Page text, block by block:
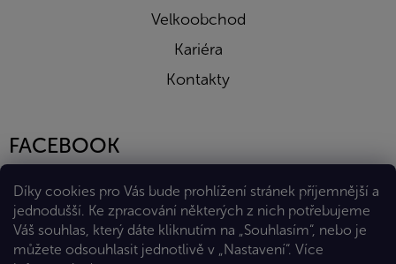
Díky cookies pro Vás bude prohlížení stránek příjemnější a
jednodušší. Ke zpracování některých z nich potřebujeme
Váš souhlas, který dáte kliknutím na „Souhlasím“, nebo je
můžete odsouhlasit jednotlivě v „Nastavení“. Více
Velkoobchod
Kariéra
Kontakty
FACEBOOK